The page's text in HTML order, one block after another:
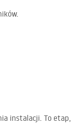
instalacji. To etap,